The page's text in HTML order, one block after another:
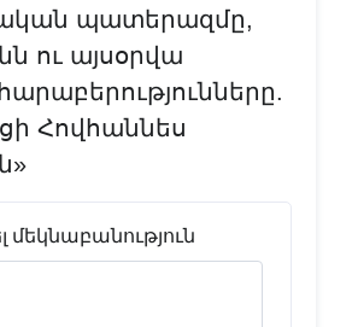
պատերազմը,
ու այսօրվա
Հովհաննես
մեկնաբանություն